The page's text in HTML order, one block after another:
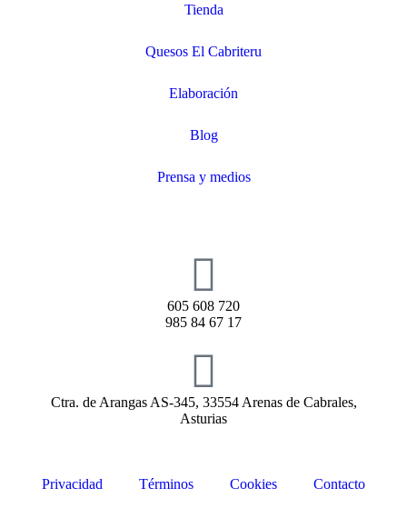
Tienda
Quesos El Cabriteru
Elaboración
Blog
Prensa y medios
605 608 720
985 84 67 17
Ctra. de Arangas AS-345, 33554 Arenas de Cabrales,
Asturias
Privacidad Términos Cookies Contacto